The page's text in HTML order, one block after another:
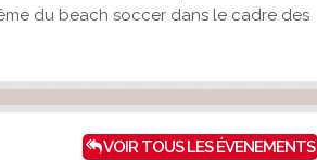
du beach soccer dans le cadre des
VOIR TOUS LES ÉVENEMENTS